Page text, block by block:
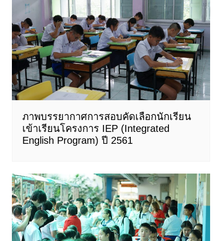
ภาพบรรยากาศการสอบคัดเลือกนักเรียน
เข้าเรียนโครงการ IEP (Integrated
English Program) ปี 2561